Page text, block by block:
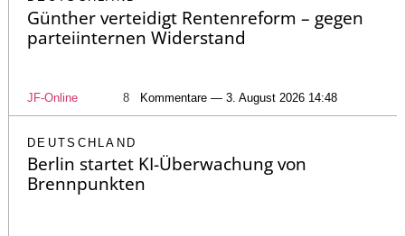
Günther verteidigt Rentenreform – gegen
parteiinternen Widerstand
JF-Online 8 Kommentare — 3. August 2026 14:48
DEUTSCHLAND
Berlin startet KI-Überwachung von
Brennpunkten